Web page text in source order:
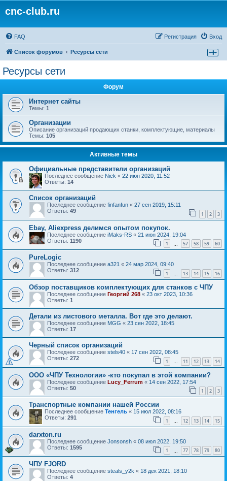
cnc-club.ru
FAQ Вход
Регистрация
Список форумов Ресурсы сети
Ресурсы сети
Форум
Интернет сайты
Темы: 1
Организации
Описание организаций продающих станки, комплектующие, материалы
Темы: 105
Активные темы
Официальные представители организаций
Последнее сообщение Nick « 22 июн 2020, 11:52
Ответы: 14
Список организаций
Последнее сообщение finfanfun « 27 сен 2019, 15:11
Ответы: 49 1 2 3
Ebay, Aliexpress делимся опытом покупок.
Последнее сообщение iMaks-RS « 21 июн 2024, 19:04
Ответы: 1190 1 57 58 59 60
PureLogic
Последнее сообщение a321 « 24 мар 2024, 09:40
Ответы: 312 1 … 13 14 15 16
Обзор поставщиков комплектующих для станков с ЧПУ
Последнее сообщение Георгий 268 « 23 окт 2023, 10:36
Ответы: 1
Детали из листового металла. Вот где это делают.
Последнее сообщение MGG « 23 сен 2022, 18:45
Ответы: 17
Черный список организаций
Последнее сообщение stels40 « 17 сен 2022, 08:45
Ответы: 272 1 … 11 12 13 14
ООО «ЧПУ Технологии» -кто покупал в этой компании?
Последнее сообщение Lucy_Ferrum « 14 сен 2022, 17:54
Ответы: 50 1 2 3
Транспортные компании нашей России
Последнее сообщение Тенгель « 15 июл 2022, 08:16
Ответы: 291 1 … 12 13 14 15
darxton.ru
Последнее сообщение Jonsonsh « 08 июл 2022, 19:50
Ответы: 1595 1 77 78 79 80
ЧПУ FJORD
Последнее сообщение steals_y2k « 18 дек 2021, 18:10
Ответы: 4